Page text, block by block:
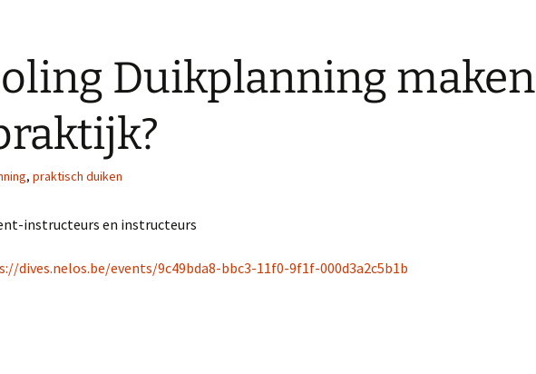
Duikplanning
, praktisch duiken
instructeurs en instructeurs
dives.nelos.be/events/9c49bda8-bbc3-11f0-9f1f-000d3a2c5b1b